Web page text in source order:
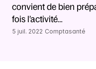
convient de bien
fois l’activité…
5 juil. 2022 Comptasanté